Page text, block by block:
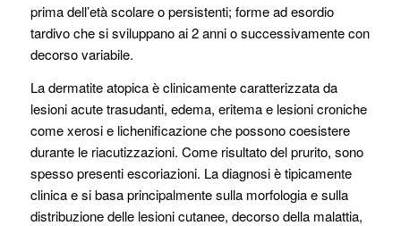
prima dell’età scolare o persistenti; forme ad esordio
tardivo che si sviluppano ai 2 anni o successivamente con
decorso variabile.
La dermatite atopica è clinicamente caratterizzata da
lesioni acute trasudanti, edema, eritema e lesioni croniche
come xerosi e lichenificazione che possono coesistere
durante le riacutizzazioni. Come risultato del prurito, sono
spesso presenti escoriazioni. La diagnosi è tipicamente
clinica e si basa principalmente sulla morfologia e sulla
distribuzione delle lesioni cutanee, decorso della malattia,